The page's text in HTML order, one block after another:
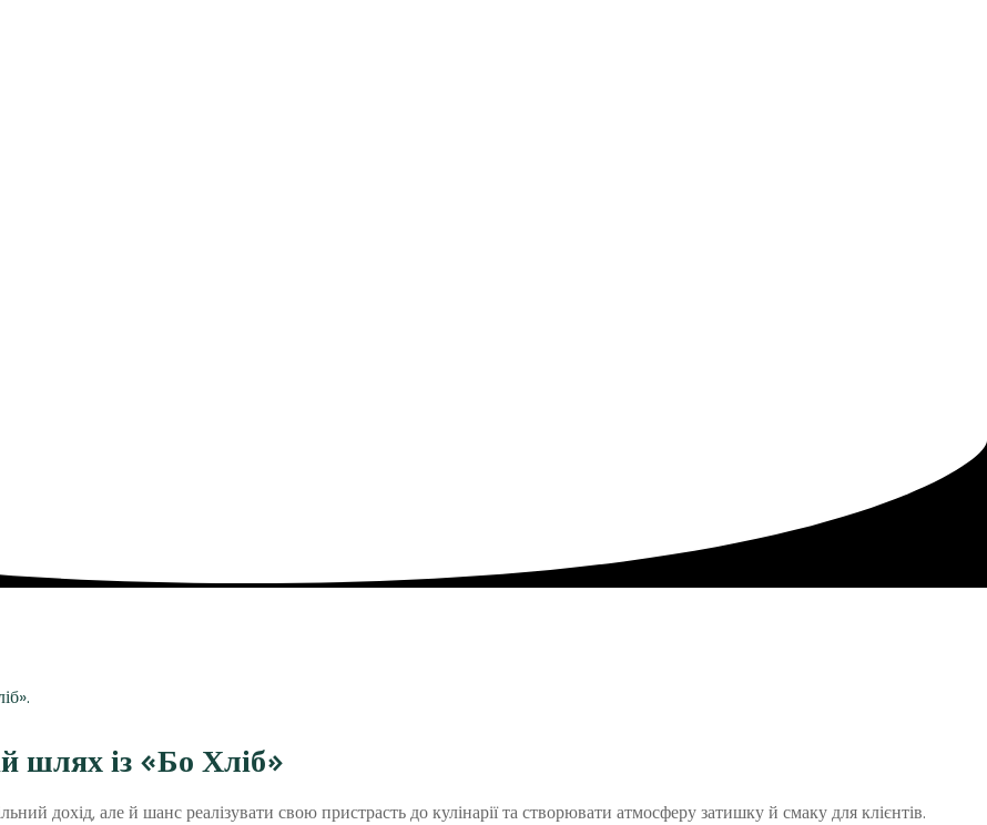
шлях із «Бо Хліб»
дохід, але й шанс реалізувати свою пристрасть до кулінарії та створювати атмосферу затишку й смаку для клієнтів.